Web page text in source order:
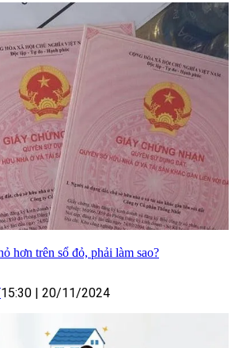
hơn trên sổ đỏ, phải làm sao?
15:30 20/11/2024